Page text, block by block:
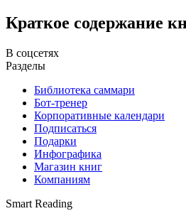
Краткое содержание
В соцсетях
Разделы
Библиотека саммари
Бот-тренер
Корпоративные календари
Подписаться
Подарки
Инфографика
Магазин книг
Компаниям
Smart Reading